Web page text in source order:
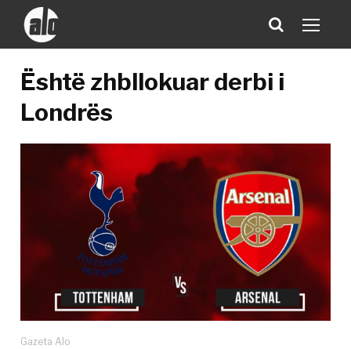
Është zhbllokuar derbi i
Londrës
Gazeta Alo